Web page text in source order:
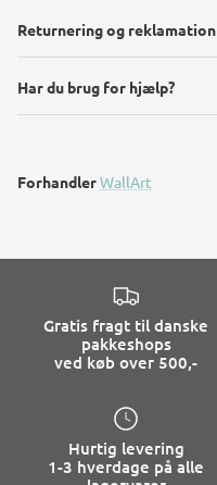
Returnering og reklamation
Har du brug for hjælp?
ForhandlerWallArt
Gratis fragt til danske
pakkeshops
ved køb over 500,-
Hurtig levering
1-3 hverdage på alle